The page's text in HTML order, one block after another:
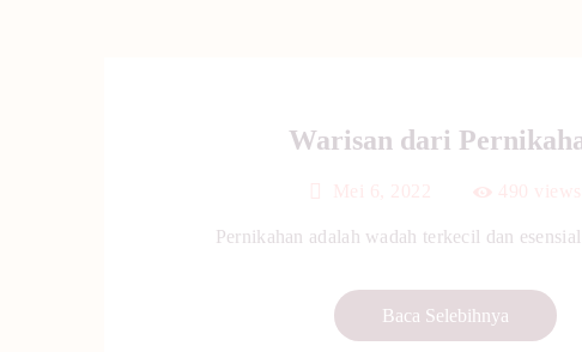
Warisan dari
Pernikahan adalah wadah terkecil dan
Baca Selebihnya